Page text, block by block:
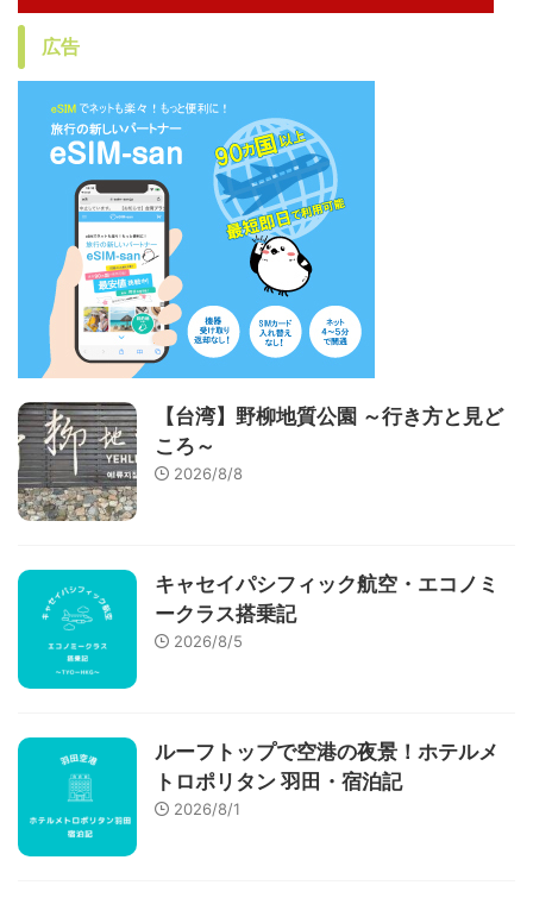
広告
【台湾】野柳地質公園 ～行き方と見ど
ころ～
2026/8/8
キャセイパシフィック航空・エコノミ
ークラス搭乗記
2026/8/5
ルーフトップで空港の夜景！ホテルメ
トロポリタン 羽田・宿泊記
2026/8/1